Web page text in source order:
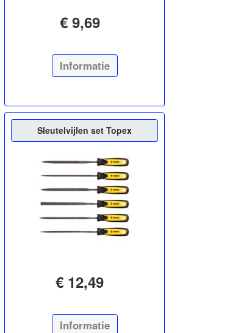
€ 9,69
Informatie
Sleutelvijlen set Topex
€ 12,49
Informatie